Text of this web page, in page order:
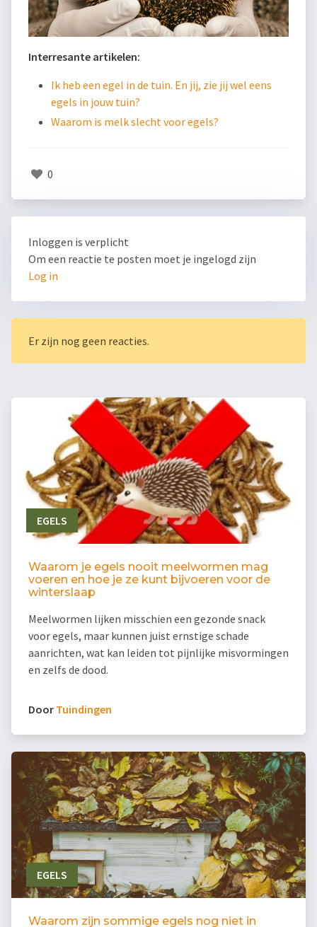
Interresante artikelen:
Ik heb een egel in de tuin. En jij, zie jij wel eens
egels in jouw tuin?
Waarom is melk slecht voor egels?
0
Inloggen is verplicht
Om een reactie te posten moet je ingelogd zijn
Log in
Er zijn nog geen reacties.
EGELS
Waarom je egels nooit meelwormen mag
voeren en hoe je ze kunt bijvoeren voor de
winterslaap
Meelwormen lijken misschien een gezonde snack
voor egels, maar kunnen juist ernstige schade
aanrichten, wat kan leiden tot pijnlijke misvormingen
en zelfs de dood.
Door Tuindingen
EGELS
Waarom zijn sommige egels nog niet in